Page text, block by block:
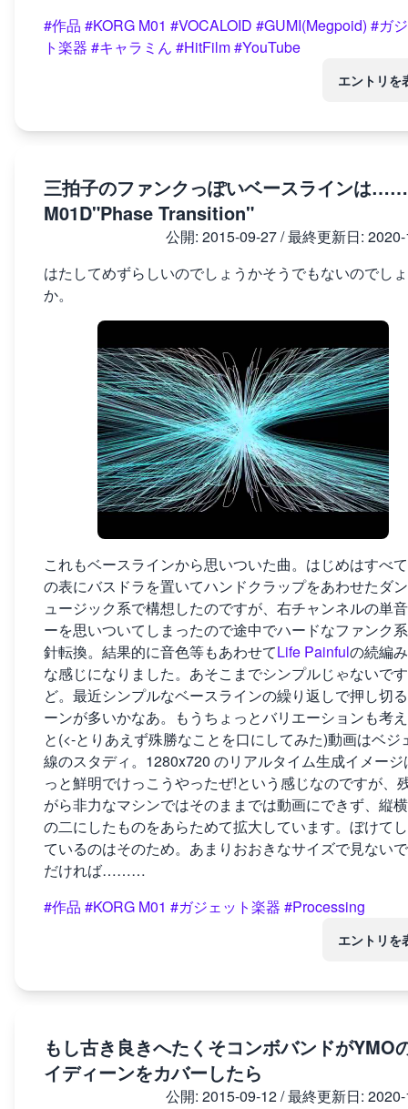
#作品 #KORG M01 #VOCALOID #GUMI(Megpoid) #ガ
ト楽器 #キャラミん #HitFilm#YouTube
エントリを
三拍子のファンクっぽいベースラインは
M01D"Phase Transition"
公開: 2015-09-27/ 最終更新日:
はたしてめずらしいのでしょうかそうでもないのでし
か。
これもベースラインから思いついた曲。はじめはすべ
の表にバスドラを置いてハンドクラップをあわせたダ
ュージック系で構想したのですが、右チャンネルの単
ーを思いついてしまったので途中でハードなファンク
針転換。結果的に音色等もあわせてLife Painfulの続編
な感じになりました。あそこまでシンプルじゃないで
ど。最近シンプルなベースラインの繰り返しで押し切
ーンが多いかなあ。もうちょっとバリエーションも考
と(<-とりあえず殊勝なことを口にしてみた)動画はベジ
線のスタディ。1280x720 のリアルタイム生成イメージ
っと鮮明でけっこうやったぜ!という感じなのですが、
がら非力なマシンではそのままでは動画にできず、縦
の二にしたものをあらためて拡大しています。ぼけて
ているのはそのため。あまりおおきなサイズで見ない
だければ………
#作品 #KORG M01 #ガジェット楽器 #Processing
エントリを
もし古き良きへたくそコンボバンドがYMO
イディーンをカバーしたら
公開: 2015-09-12/ 最終更新日: